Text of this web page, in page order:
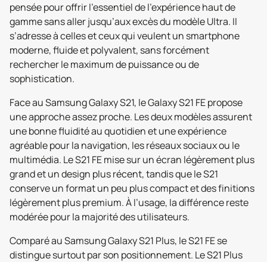
pensée pour offrir l’essentiel de l’expérience haut de
gamme sans aller jusqu’aux excès du modèle Ultra. Il
s’adresse à celles et ceux qui veulent un smartphone
moderne, fluide et polyvalent, sans forcément
rechercher le maximum de puissance ou de
sophistication.
Face au Samsung Galaxy S21, le Galaxy S21 FE propose
une approche assez proche. Les deux modèles assurent
une bonne fluidité au quotidien et une expérience
agréable pour la navigation, les réseaux sociaux ou le
multimédia. Le S21 FE mise sur un écran légèrement plus
grand et un design plus récent, tandis que le S21
conserve un format un peu plus compact et des finitions
légèrement plus premium. À l’usage, la différence reste
modérée pour la majorité des utilisateurs.
Comparé au Samsung Galaxy S21 Plus, le S21 FE se
distingue surtout par son positionnement. Le S21 Plus